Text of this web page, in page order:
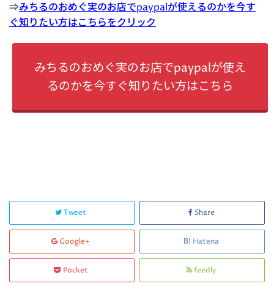
⇒みちるのおめぐ実のお店でpaypalが使えるのかを今す
ぐ知りたい方はこちらをクリック
みちるのおめぐ実のお店でpaypalが使え
るのかを今すぐ知りたい方はこちら
Tweet Share
Google+ Hatena
Pocket feedly